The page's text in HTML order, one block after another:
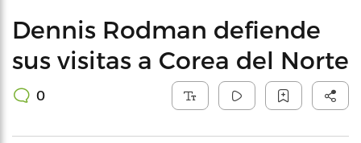
Dennis Rodman defiende
sus visitas a Corea del Norte
0